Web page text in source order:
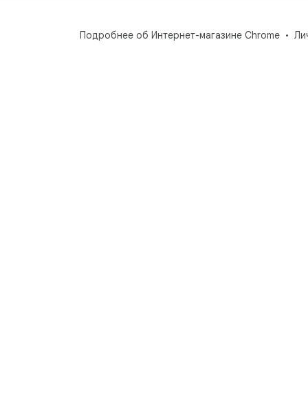
Подробнее об Интернет-магазине Chrome